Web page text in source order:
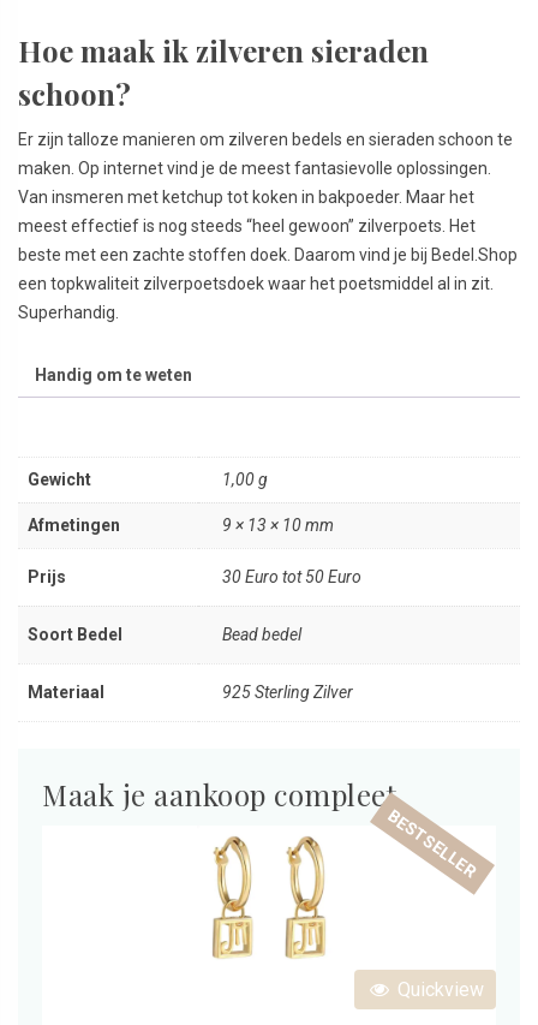
Hoe maak ik zilveren sieraden
schoon?
Er zijn talloze manieren om zilveren bedels en sieraden schoon te
maken. Op internet vind je de meest fantasievolle oplossingen.
Van insmeren met ketchup tot koken in bakpoeder. Maar het
meest effectief is nog steeds “heel gewoon” zilverpoets. Het
beste met een zachte stoffen doek. Daarom vind je bij Bedel.Shop
een topkwaliteit zilverpoetsdoek waar het poetsmiddel al in zit.
Superhandig.
Handig om te weten
Gewicht 1,00 g
Afmetingen 9 × 13 × 10 mm
Prijs 30 Euro tot 50 Euro
Soort Bedel Bead bedel
Materiaal 925 Sterling Zilver
Maak je aankoop compleet
Quickview
BESTSELLER